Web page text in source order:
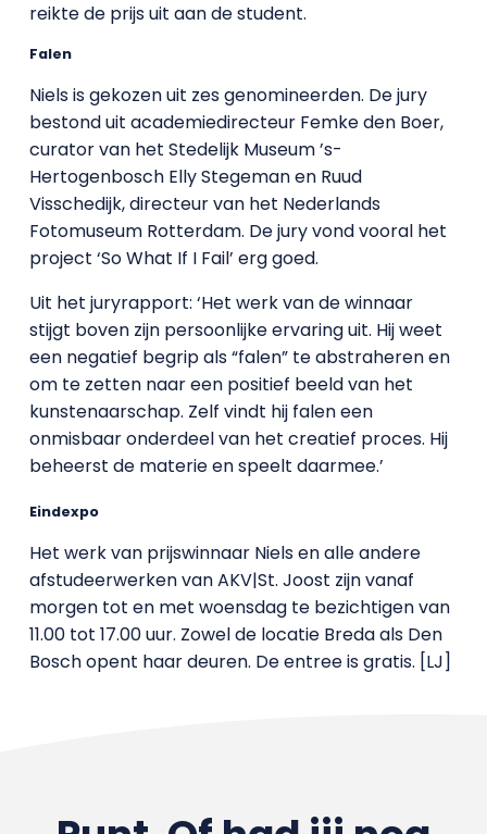
reikte de prijs uit aan de student.
Falen
Niels is gekozen uit zes genomineerden. De jury
bestond uit academiedirecteur Femke den Boer,
curator van het Stedelijk Museum ’s-
Hertogenbosch Elly Stegeman en Ruud
Visschedijk, directeur van het Nederlands
Fotomuseum Rotterdam. De jury vond vooral het
project ‘So What If I Fail’ erg goed.
Uit het juryrapport: ‘Het werk van de winnaar
stijgt boven zijn persoonlijke ervaring uit. Hij weet
een negatief begrip als “falen” te abstraheren en
om te zetten naar een positief beeld van het
kunstenaarschap. Zelf vindt hij falen een
onmisbaar onderdeel van het creatief proces. Hij
beheerst de materie en speelt daarmee.’
Eindexpo
Het werk van prijswinnaar Niels en alle andere
afstudeerwerken van AKV|St. Joost zijn vanaf
morgen tot en met woensdag te bezichtigen van
11.00 tot 17.00 uur. Zowel de locatie Breda als Den
Bosch opent haar deuren. De entree is gratis. [LJ]